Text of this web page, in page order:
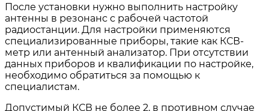
После установки нужно выполнить настройку
антенны в резонанс с рабочей частотой
радиостанции. Для настройки применяются
специализированные приборы, такие как КСВ-
метр или антенный анализатор. При отсутствии
данных приборов и квалификации по настройке,
необходимо обратиться за помощью к
специалистам.
Допустимый КСВ не более 2, в противном случае